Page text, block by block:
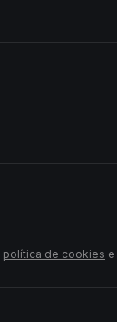
política de cookies e